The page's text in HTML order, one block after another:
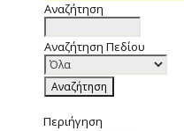
Αναζήτηση
Αναζήτηση Πεδίου
Περιήγηση